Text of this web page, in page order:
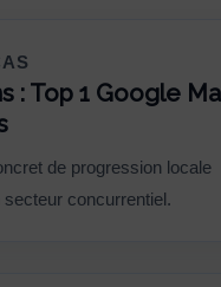
: Top 1 Google
de progression locale
secteur concurrentiel.